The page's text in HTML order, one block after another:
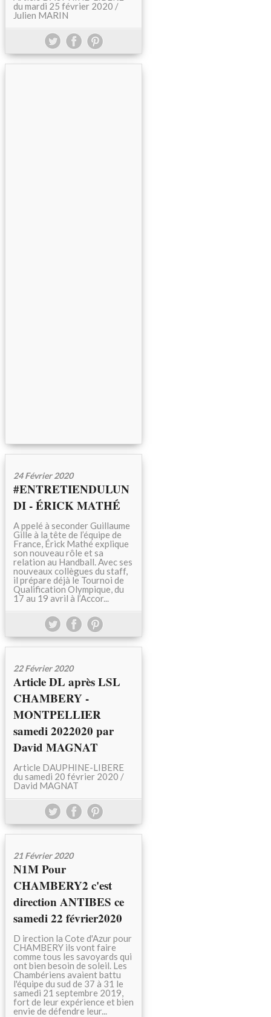
du mardi 25 février 2020 /
Julien MARIN
24 Février 2020
#ENTRETIENDULUN
DI - ÉRICK MATHÉ
A ppelé à seconder Guillaume
Gille à la tête de l’équipe de
France, Érick Mathé explique
son nouveau rôle et sa
relation au Handball. Avec ses
nouveaux collègues du staff,
il prépare déjà le Tournoi de
Qualification Olympique, du
17 au 19 avril à l’Accor...
22 Février 2020
Article DL après LSL
CHAMBERY -
MONTPELLIER
samedi 2022020 par
David MAGNAT
Article DAUPHINE-LIBERE
du samedi 20 février 2020 /
David MAGNAT
21 Février 2020
N1M Pour
CHAMBERY2 c'est
direction ANTIBES ce
samedi 22 février2020
D irection la Cote d'Azur pour
CHAMBERY ils vont faire
comme tous les savoyards qui
ont bien besoin de soleil. Les
Chambériens avaient battu
l'équipe du sud de 37 à 31 le
samedi 21 septembre 2019,
fort de leur expérience et bien
envie de défendre leur...